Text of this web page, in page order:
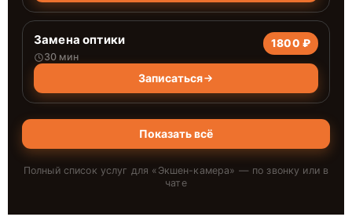
Замена оптики
30 мин
1800 ₽
Записаться
Показать всё
Полный список услуг для « Экшен-камера» — по звонку или в
чате